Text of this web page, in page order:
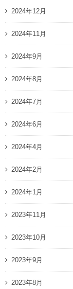
2024年12月
2024年11月
2024年9月
2024年8月
2024年7月
2024年6月
2024年4月
2024年2月
2024年1月
2023年11月
2023年10月
2023年9月
2023年8月